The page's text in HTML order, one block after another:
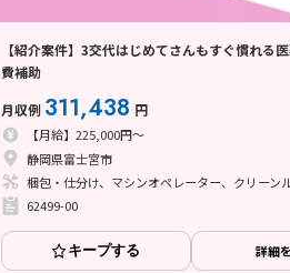
【紹介案件】3交代はじめてさんもすぐ慣れる
費補助
月収例 311,438 円
【月給】225,000円～
静岡県富士宮市
梱包・仕分け、マシンオペレーター、クリーン
62499-00
キープする 詳細